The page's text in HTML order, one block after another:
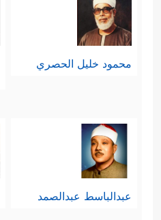
محمود خليل الحصري
عبدالباسط عبدالصمد